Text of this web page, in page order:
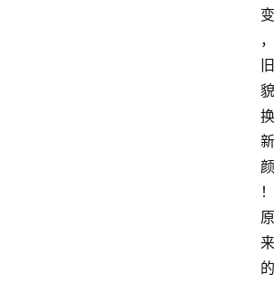
变
，
旧
貌
换
新
颜
！
原
来
的